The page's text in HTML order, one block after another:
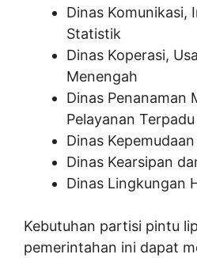
Dinas Komunikasi,
Statistik
Dinas Koperasi,
Menengah
Dinas Penanaman
Pelayanan
Dinas
Dinas Kearsipan
Dinas Lingkungan
Kebutuhan partisi pintu
pemerintahan ini dapat